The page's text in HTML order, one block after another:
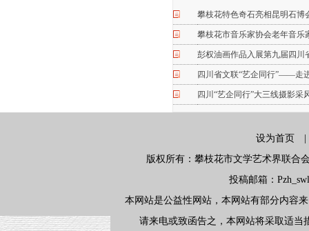
攀枝花特色奇石亮相昆明石博
攀枝花市音乐家协会老年音乐
彭权油画作品入展第九届四川
四川省文联“艺企同行”——走
四川“艺企同行”大三线摄影采
设为首页
版权所有：攀枝花市文学艺术界联合
投稿邮箱：
本网站是公益性网站，本网站有部分内容
请来电或致函告之，本网站将采取适当